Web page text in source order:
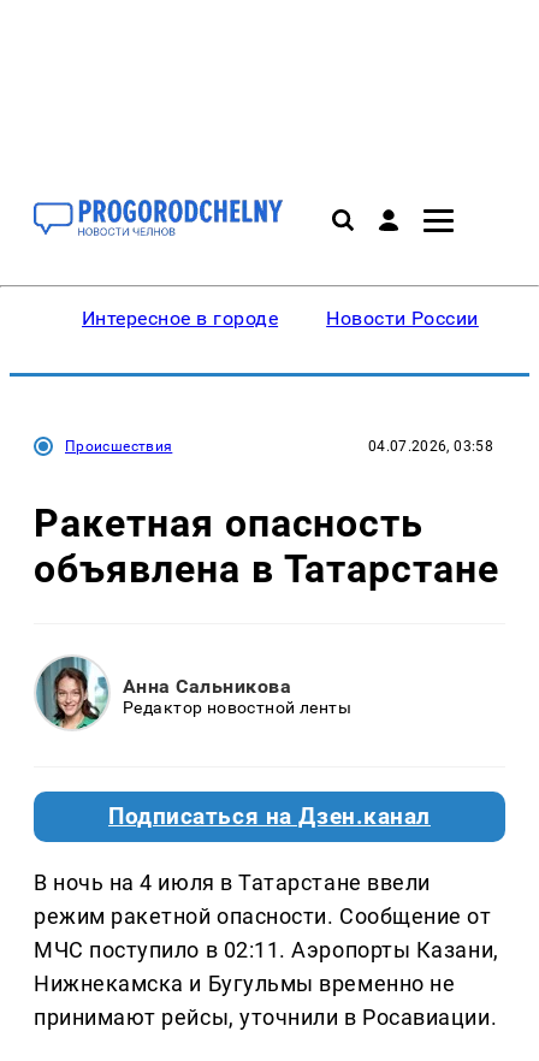
Интересное в городе Новости России
Происшествия 04.07.2026, 03:58
Ракетная опасность
объявлена в Татарстане
Анна Сальникова
Редактор новостной ленты
Подписаться на Дзен.канал
В ночь на 4 июля в Татарстане ввели
режим ракетной опасности. Сообщение от
МЧС поступило в 02:11. Аэропорты Казани,
Нижнекамска и Бугульмы временно не
принимают рейсы, уточнили в Росавиации.